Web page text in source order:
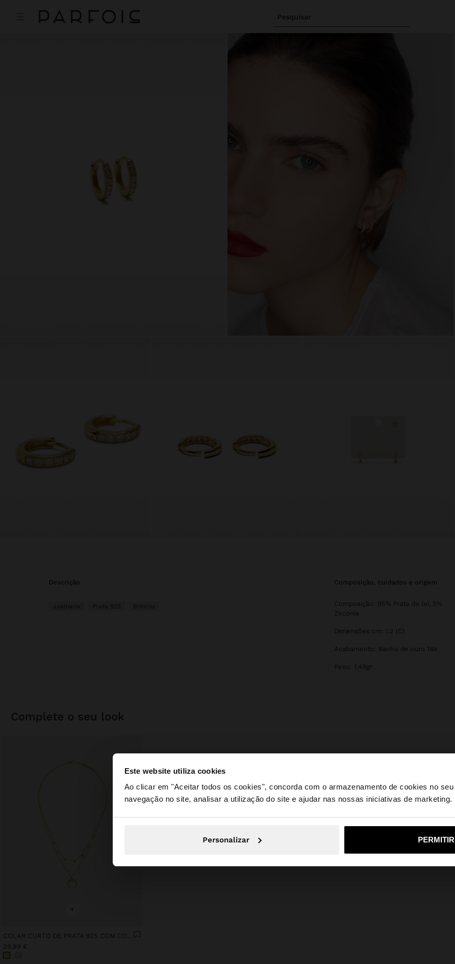
Este website utiliza cookies
Ao clicar em "Aceitar todos os cookies", concorda com o armazenamento de cookies no
navegação no site, analisar a utilização do site e ajudar nas nossas iniciativas de marketing.
Personalizar
Pesquisar
olá
Está a aceder ao site a partir de Portugal. Deseja navegar no nosso site
Sim,
descrição
Prata 925 Brincos
composição, cuidados e origem
Composição: 95% Prata de lei, 5%
Zircónia
Dimensões cm: 1.2 (C)
Acabamento: Banho de ouro 18k
Peso: 1,49gr
complete o seu look
+
COLAR CURTO DE PRATA 925 COM CORNO
29,99 €